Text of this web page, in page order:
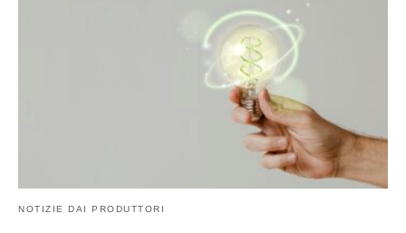
NOTIZIE DAI PRODUTTORI